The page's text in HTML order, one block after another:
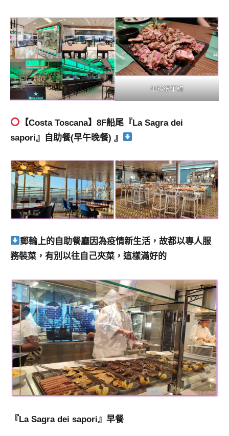
牛排很不錯
【Costa Toscana】8F船尾 『La Sagra dei
sapori』
自助餐(早午晚餐) 』
郵輪上的自助餐廳因為疫情新生活，故都以專人服
務裝菜，有別以往自己夾菜，這樣滿好的
『La Sagra dei sapori』早餐